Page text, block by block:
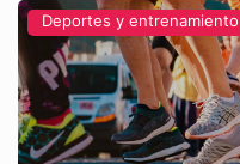
Deportes y entrenamiento